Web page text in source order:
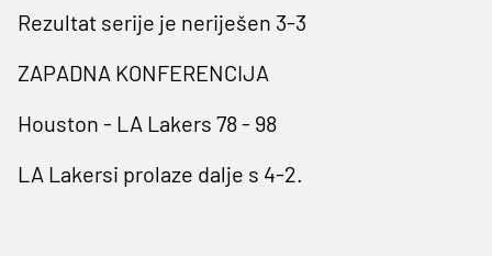
Rezultat serije je neriješen 3-3
ZAPADNA KONFERENCIJA
Houston - LA Lakers 78 - 98
LA Lakersi prolaze dalje s 4-2.